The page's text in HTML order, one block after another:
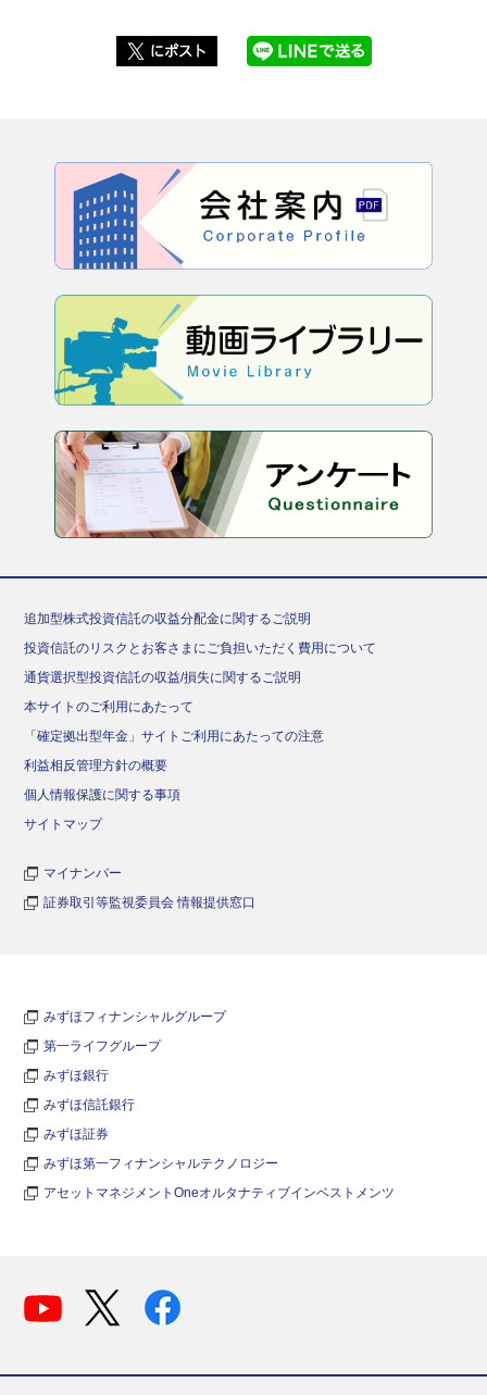
追加型株式投資信託の収益分配金に関するご説明
投資信託のリスクとお客さまにご負担いただく費用について
通貨選択型投資信託の収益/損失に関するご説明
本サイトのご利用にあたって
「確定拠出型年金」サイトご利用にあたっての注意
利益相反管理方針の概要
個人情報保護に関する事項
サイトマップ
マイナンバー
証券取引等監視委員会 情報提供窓口
みずほフィナンシャルグループ
第一ライフグループ
みずほ銀行
みずほ信託銀行
みずほ証券
みずほ第一フィナンシャルテクノロジー
アセットマネジメントOneオルタナティブインベストメンツ